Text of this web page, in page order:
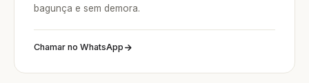
bagunça e sem demora.
Chamar no WhatsApp